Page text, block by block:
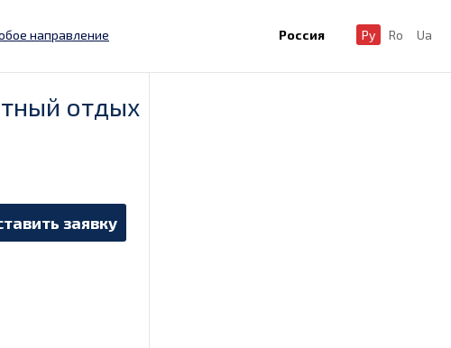
направление Россия Ру Ro Ua
отдых
заявку